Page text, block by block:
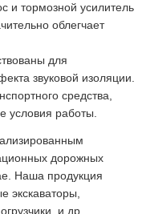
и тормозной усилитель
облегчает
для
звуковой изоляции.
средства,
условия работы.
дорожных
Наша продукция
экскаваторы,
и др.